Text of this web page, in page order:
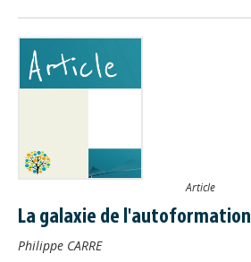
Article
La galaxie de l'autoformation
Philippe CARRE